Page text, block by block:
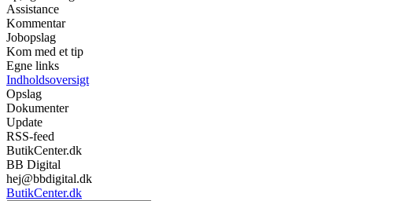
Assistance
Kommentar
Jobopslag
Kom med et tip
Egne links
Indholdsoversigt
Opslag
Dokumenter
Update
RSS-feed
ButikCenter.dk
BB Digital
hej@bbdigital.dk
ButikCenter.dk